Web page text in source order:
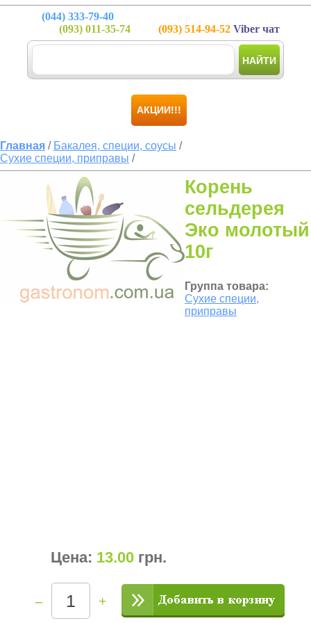
(044) 333-79-40
(093) 011-35-74 (093) 514-94-52 Viber чат
НАЙТИ
АКЦИИ!!!
Главная / Бакалея, специи, соусы /
Сухие специи, приправы /
Корень
сельдерея
Эко молотый
10г
Группа товара:
Сухие специи,
приправы
Цена: 13.00 грн.
– +